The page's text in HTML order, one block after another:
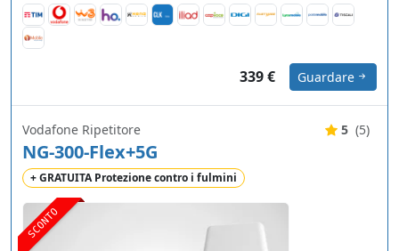
339 € Guardare
SCONTO
Vodafone Ripetitore
NG-300-Flex+5G
+ GRATUITA Protezione contro i fulmini
5 (5)